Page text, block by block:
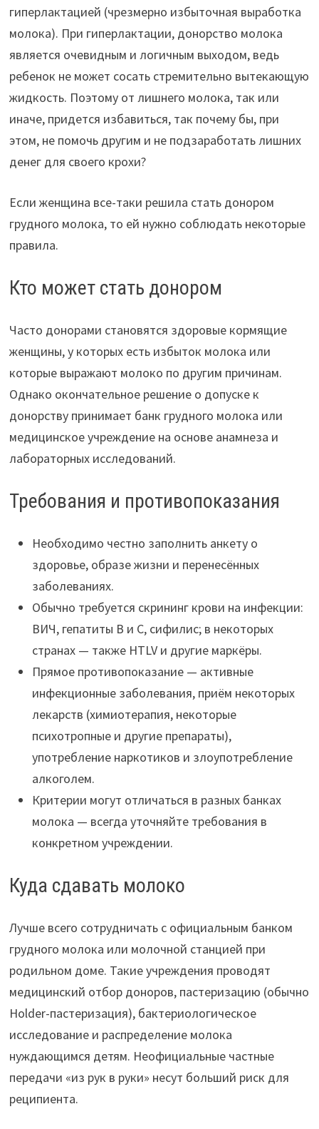
гиперлактацией (чрезмерно избыточная выработка
молока). При гиперлактации, донорство молока
является очевидным и логичным выходом, ведь
ребенок не может сосать стремительно вытекающую
жидкость. Поэтому от лишнего молока, так или
иначе, придется избавиться, так почему бы, при
этом, не помочь другим и не подзаработать лишних
денег для своего крохи?
Если женщина все-таки решила стать донором
грудного молока, то ей нужно соблюдать некоторые
правила.
Кто может стать донором
Часто донорами становятся здоровые кормящие
женщины, у которых есть избыток молока или
которые выражают молоко по другим причинам.
Однако окончательное решение о допуске к
донорству принимает банк грудного молока или
медицинское учреждение на основе анамнеза и
лабораторных исследований.
Требования и противопоказания
Необходимо честно заполнить анкету о
здоровье, образе жизни и перенесённых
заболеваниях.
Обычно требуется скрининг крови на инфекции:
ВИЧ, гепатиты B и C, сифилис; в некоторых
странах — также HTLV и другие маркёры.
Прямое противопоказание — активные
инфекционные заболевания, приём некоторых
лекарств (химиотерапия, некоторые
психотропные и другие препараты),
употребление наркотиков и злоупотребление
алкоголем.
Критерии могут отличаться в разных банках
молока — всегда уточняйте требования в
конкретном учреждении.
Куда сдавать молоко
Лучше всего сотрудничать с официальным банком
грудного молока или молочной станцией при
родильном доме. Такие учреждения проводят
медицинский отбор доноров, пастеризацию (обычно
Holder-пастеризация), бактериологическое
исследование и распределение молока
нуждающимся детям. Неофициальные частные
передачи «из рук в руки» несут больший риск для
реципиента.